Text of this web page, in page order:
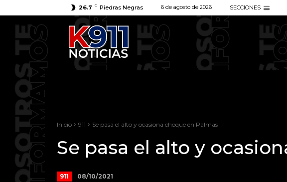
26.7 C Piedras Negras 6 de agosto de 2026 SECCIONES
Inicio 911 Se pasa el alto y ocasiona choque en Palmas
Se pasa el alto y
911 08/10/2021